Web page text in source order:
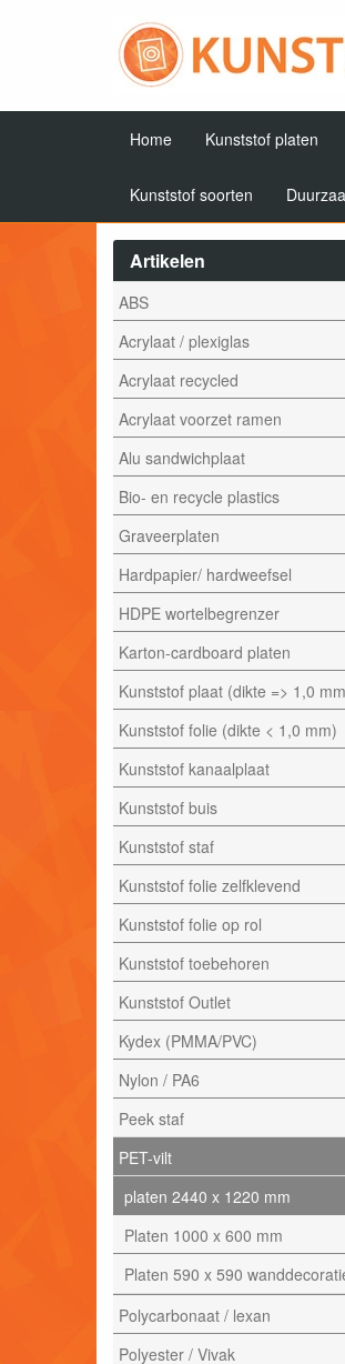
Home Kunststof platen
Kunststof soorten
Artikelen
ABS
Acrylaat / plexiglas
Acrylaat recycled
Acrylaat voorzet ramen
Alu sandwichplaat
Bio- en recycle plastics
Graveerplaten
Hardpapier/ hardweefsel
HDPE wortelbegrenzer
Karton-cardboard platen
Kunststof plaat (dikte => 1,0
Kunststof folie (dikte < 1,0 mm)
Kunststof kanaalplaat
Kunststof buis
Kunststof staf
Kunststof folie zelfklevend
Kunststof folie op rol
Kunststof toebehoren
Kunststof Outlet
Kydex (PMMA/PVC)
Nylon / PA6
Peek staf
PET-vilt
platen 2440 x 1220 mm
Platen 1000 x 600 mm
Platen 590 x 590
Polycarbonaat / lexan
Polyester / Vivak